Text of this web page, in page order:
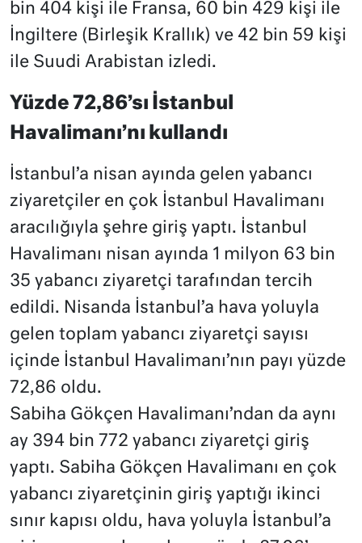
bin 404 kişi ile Fransa, 60 bin 429 kişi ile
İngiltere (Birleşik Krallık) ve 42 bin 59 kişi
ile Suudi Arabistan izledi.
Yüzde 72,86’sı İstanbul
Havalimanı’nı kullandı
İstanbul’a nisan ayında gelen yabancı
ziyaretçiler en çok İstanbul Havalimanı
aracılığıyla şehre giriş yaptı. İstanbul
Havalimanı nisan ayında 1 milyon 63 bin
35 yabancı ziyaretçi tarafından tercih
edildi. Nisanda İstanbul’a hava yoluyla
gelen toplam yabancı ziyaretçi sayısı
içinde İstanbul Havalimanı’nın payı yüzde
72,86 oldu.
Sabiha Gökçen Havalimanı’ndan da aynı
ay 394 bin 772 yabancı ziyaretçi giriş
yaptı. Sabiha Gökçen Havalimanı en çok
yabancı ziyaretçinin giriş yaptığı ikinci
sınır kapısı oldu, hava yoluyla İstanbul’a